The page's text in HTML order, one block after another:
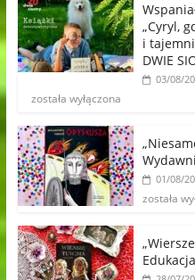
„Cyryl,
i
DWIE
03/08/
została wyłączona
01/08/
została